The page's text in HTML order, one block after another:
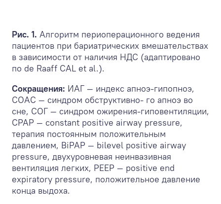
Рис. 1. Алгоритм периоперационного ведения
пациентов при бариатрических вмешательствах
в зависимости от наличия НДС (адаптировано
по de Raaff CAL et al.).
Сокращения: ИАГ — индекс апноэ-гипопноэ,
СОАС — синдром обструктивно- го апноэ во
сне, СОГ — синдром ожирения-гиповентиляции,
CPAP — constant positive airway pressure,
терапия постоянным положительным
давлением, BiPAP — bilevel positive airway
pressure, двухуровневая неинвазивная
вентиляция легких, PEEP — positive end
expiratory pressure, положительное давление
конца выдоха.